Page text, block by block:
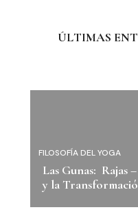
ÚLTIMAS
FILOSOFÍA DEL YOGA
Las Gunas: Rajas
y la